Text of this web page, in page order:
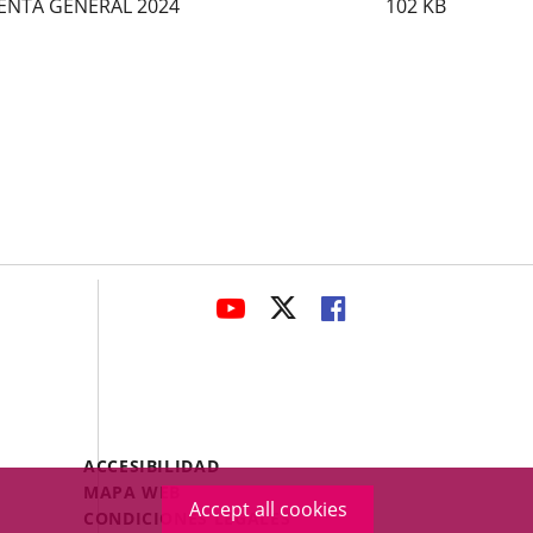
Accept all cookies
GENERAL 2024 102 KB
LINK
LINKLINK
Menú
Legal
Footer
ACCESIBILIDAD
MAPA WEB
CONDICIONES LEGALES